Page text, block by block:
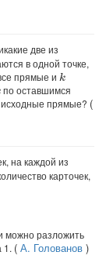
две из
в одной точке,
прямые и k
по оставшимся
исходные прямые? (
на каждой из
карточек,
можно разложить
1. ( А. Голованов )